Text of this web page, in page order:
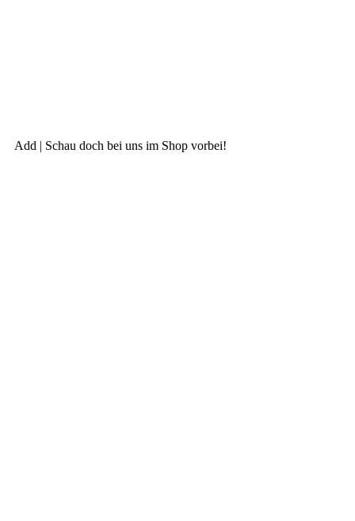
Add | Schau doch bei uns im Shop vorbei!